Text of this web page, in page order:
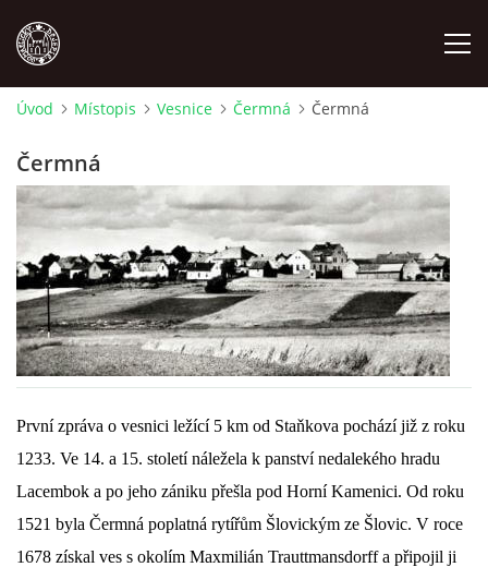
NÁRODOPIS
OSOBNOSTI
OSTATNÍ
O NÁS
DŮL NA SLÍDU (NA KOLE)
Úvod Místopis Vesnice Čermná Čermná
Čermná
První zpráva o vesnici ležící 5 km od Staňkova pochází již z roku
1233. Ve 14. a 15. století náležela k panství nedalekého hradu
Lacembok a po jeho zániku přešla pod Horní Kamenici. Od roku
1521 byla Čermná poplatná rytířům Šlovickým ze Šlovic. V roce
1678 získal ves s okolím Maxmilián Trauttmansdorff a připojil ji